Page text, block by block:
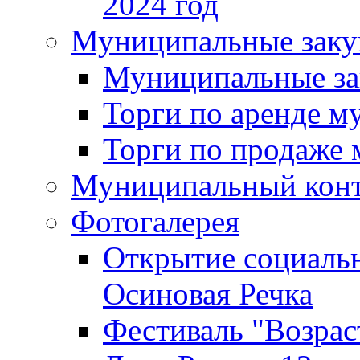
Муниципальные
Муниципальные
Торги по аренде
Торги по продаже
Муниципальный
Фотогалерея
Открытие
Осиновая Речка
Фестиваль